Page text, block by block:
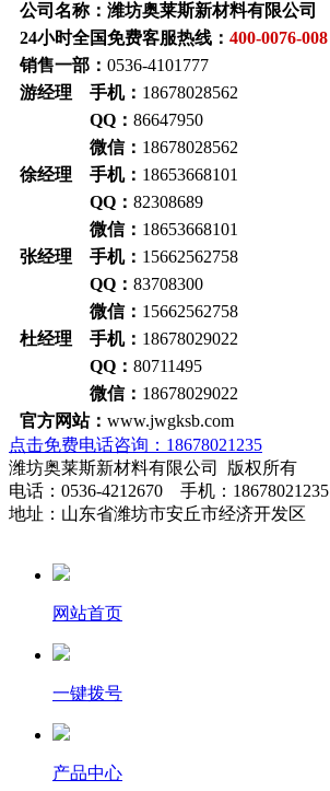
公司名称：潍坊奥莱斯新材料有限公司
24小时全国免费客服热线： 400-0076-008
销售一部： 0536-4101777
游经理 手机： 18678028562
QQ： 86647950
微信： 18678028562
徐经理 手机： 18653668101
QQ： 82308689
微信： 18653668101
张经理 手机： 15662562758
QQ： 83708300
微信： 15662562758
杜经理 手机： 18678029022
QQ： 80711495
微信： 18678029022
官方网站： www.jwgksb.com
点击免费电话咨询：18678021235
潍坊奥莱斯新材料有限公司 版权所有
电话：0536-4212670 手机：18678021235
地址：山东省潍坊市安丘市经济开发区
网站首页
一键拨号
产品中心